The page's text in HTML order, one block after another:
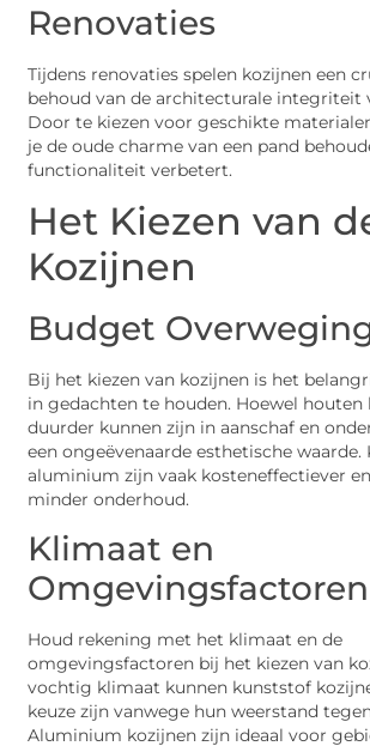
Renovaties
Tijdens renovaties spelen kozijnen een
behoud van de architecturale integriteit
Door te kiezen voor geschikte
je de oude charme van een pand
functionaliteit verbetert.
Het Kiezen van
Kozijnen
Budget
Bij het kiezen van kozijnen is het
in gedachten te houden. Hoewel houten
duurder kunnen zijn in aanschaf en
een ongeëvenaarde esthetische waarde.
aluminium zijn vaak kosteneffectiever
minder onderhoud.
Klimaat en
Omgevingsfactoren
Houd rekening met het klimaat en de
omgevingsfactoren bij het kiezen van
vochtig klimaat kunnen kunststof
keuze zijn vanwege hun weerstand
Aluminium kozijnen zijn ideaal voor